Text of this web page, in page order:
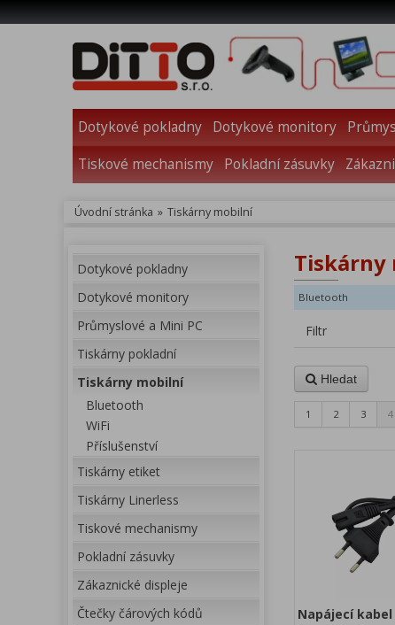
Dotykové pokladny Dotykové monitory
Tiskové mechanismy
Pokladní zásuvky
Úvodní stránka » Tiskárny mobilní
Dotykové pokladny
Dotykové monitory
Průmyslové a Mini PC
Tiskárny pokladní
Tiskárny mobilní
Bluetooth
WiFi
Příslušenství
Tiskárny etiket
Tiskárny Linerless
Tiskové mechanismy
Pokladní zásuvky
Zákaznické displeje
Čtečky čárových kódů
Tiskárny
Bluetooth
Filtr
Hledat
1 2 3 4
Napájecí kabel